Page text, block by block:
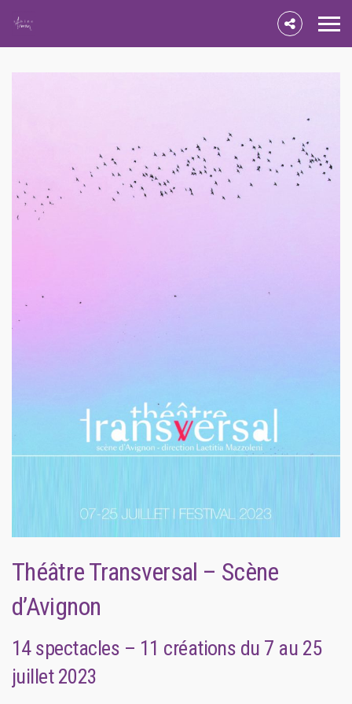
Théâtre Transversal – Scène
d’Avignon
14 spectacles – 11 créations du 7 au 25
juillet 2023